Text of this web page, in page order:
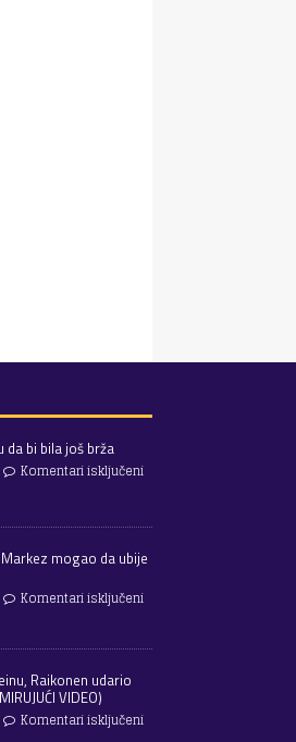
da bi bila još brža
Komentari isključeni
mogao da ubije
Komentari isključeni
Raikonen udario
VIDEO)
Komentari isključeni